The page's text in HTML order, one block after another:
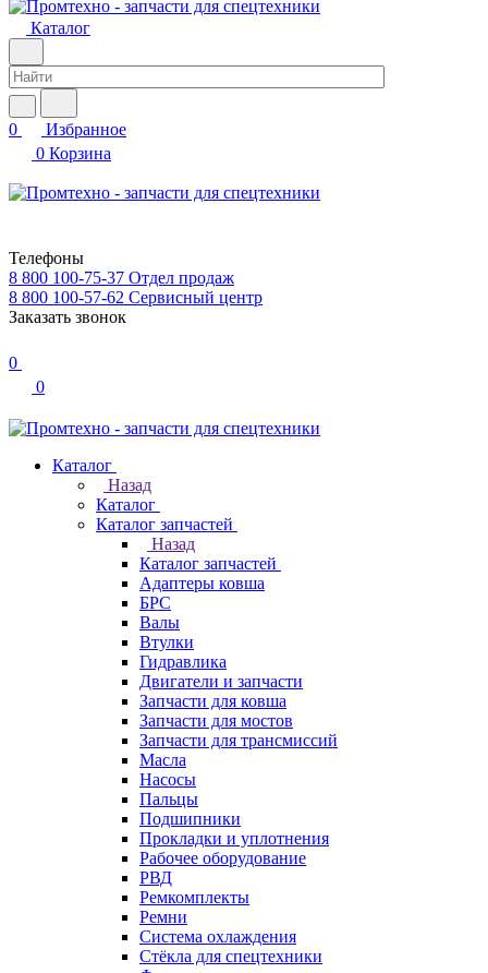
Каталог
0
Избранное
0 Корзина
Телефоны
8 800 100-75-37 Отдел продаж
8 800 100-57-62 Сервисный центр
Заказать звонок
0
0
Каталог
Назад
Каталог
Каталог запчастей
Назад
Каталог запчастей
Адаптеры ковша
БРС
Валы
Втулки
Гидравлика
Двигатели и запчасти
Запчасти для ковша
Запчасти для мостов
Запчасти для трансмиссий
Масла
Насосы
Пальцы
Подшипники
Прокладки и уплотнения
Рабочее оборудование
РВД
Ремкомплекты
Ремни
Система охлаждения
Стёкла для спецтехники